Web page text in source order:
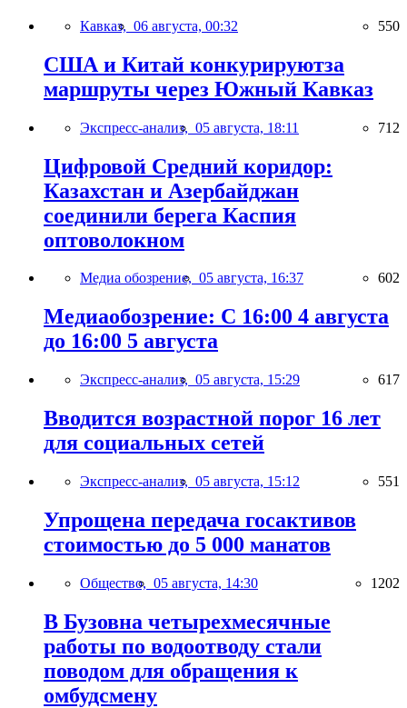
Кавказ, 06 августа, 00:32 550
США и Китай конкурируютза
маршруты через Южный Кавказ
Экспресс-анализ, 05 августа, 18:11 712
Цифровой Средний коридор:
Казахстан и Азербайджан
соединили берега Каспия
оптоволокном
Медиа обозрение, 05 августа, 16:37 602
Медиаобозрение: С 16:00 4 августа
до 16:00 5 августа
Экспресс-анализ, 05 августа, 15:29 617
Вводится возрастной порог 16 лет
для социальных сетей
Экспресс-анализ, 05 августа, 15:12 551
Упрощена передача госактивов
стоимостью до 5 000 манатов
Общество, 05 августа, 14:30 1202
В Бузовна четырехмесячные
работы по водоотводу стали
поводом для обращения к
омбудсмену